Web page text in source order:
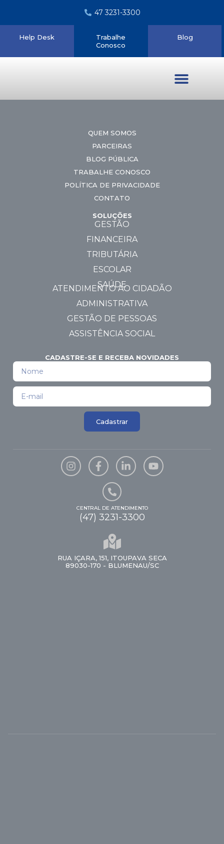
47 3231-3300
Help Desk
Trabalhe
Conosco
Blog
QUEM SOMOS
PARCEIRAS
BLOG PÚBLICA
TRABALHE CONOSCO
POLÍTICA DE PRIVACIDADE
CONTATO
SOLUÇÕES
GESTÃO
FINANCEIRA
TRIBUTÁRIA
ESCOLAR
SAÚDE
ATENDIMENTO AO CIDADÃO
ADMINISTRATIVA
GESTÃO DE PESSOAS
ASSISTÊNCIA SOCIAL
CADASTRE-SE E RECEBA NOVIDADES
Cadastrar
CENTRAL DE ATENDIMENTO
(47) 3231-3300
RUA IÇARA, 151, ITOUPAVA SECA
89030-170 - BLUMENAU/SC